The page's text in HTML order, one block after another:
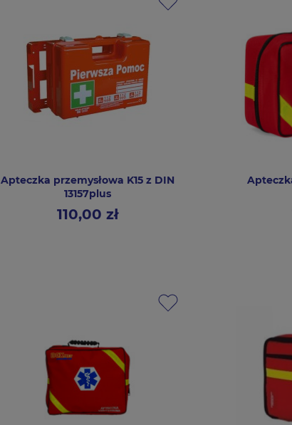
Apteczka przemysłowa K15 z DIN
13157plus
Cena
110,00 zł